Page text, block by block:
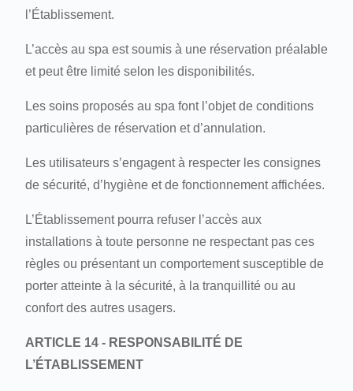
l’Établissement.
L’accès au spa est soumis à une réservation préalable
et peut être limité selon les disponibilités.
Les soins proposés au spa font l’objet de conditions
particulières de réservation et d’annulation.
Les utilisateurs s’engagent à respecter les consignes
de sécurité, d’hygiène et de fonctionnement affichées.
L’Établissement pourra refuser l’accès aux
installations à toute personne ne respectant pas ces
règles ou présentant un comportement susceptible de
porter atteinte à la sécurité, à la tranquillité ou au
confort des autres usagers.
ARTICLE 14 - RESPONSABILITÉ DE
L’ÉTABLISSEMENT